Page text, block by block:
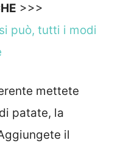
>>>
può, tutti i modi
mettete
patate, la
il